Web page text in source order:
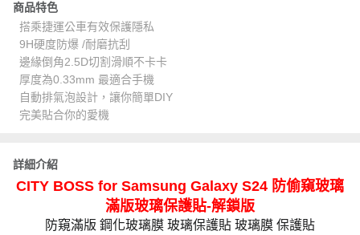
商品特色
搭乘捷運公車有效保護隱私
9H硬度防爆 /耐磨抗刮
邊緣倒角2.5D切割滑順不卡卡
厚度為0.33mm 最適合手機
自動排氣泡設計，讓你簡單DIY
完美貼合你的愛機
詳細介紹
CITY BOSS for Samsung Galaxy S24 防偷窺玻璃
滿版玻璃保護貼-解鎖版
防窺滿版 鋼化玻璃膜 玻璃保護貼 玻璃膜 保護貼